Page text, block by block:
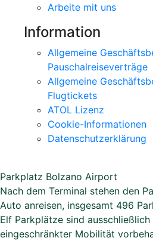
Arbeite mit uns
Information
Allgemeine
Pauschalreiseverträge
Allgemeine
Flugtickets
ATOL Lizenz
Cookie-Informationen
Datenschutzerklärung
Parkplatz Bolzano Airport
Nach dem Terminal stehen den
Auto anreisen, insgesamt 496
Elf Parkplätze sind ausschließlich
eingeschränkter Mobilität